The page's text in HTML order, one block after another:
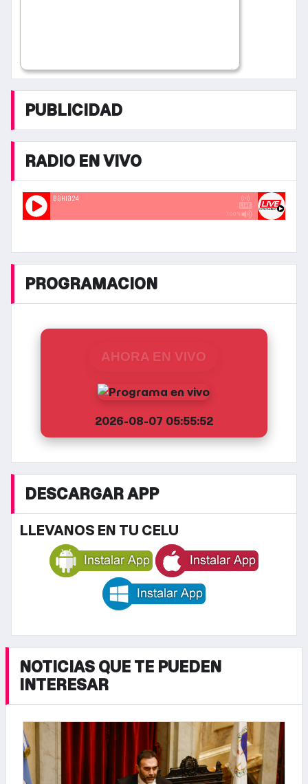
PUBLICIDAD
RADIO EN VIVO
PROGRAMACION
AHORA EN VIVO
2026-08-07 05:55:52
DESCARGAR APP
LLEVANOS EN TU CELU
NOTICIAS QUE TE PUEDEN
INTERESAR